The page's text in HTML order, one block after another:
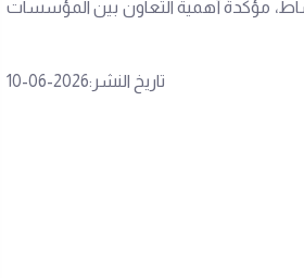
مؤكدةً أهمية التعاون بين المؤسسات
تاريخ النشر:2026-06-10